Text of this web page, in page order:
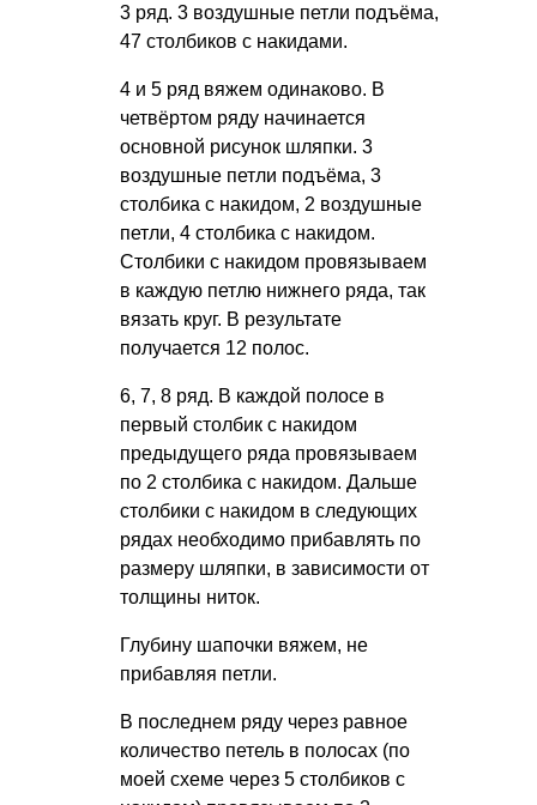
3 ряд. 3 воздушные петли подъёма,
47 столбиков с накидами.
4 и 5 ряд вяжем одинаково. В
четвёртом ряду начинается
основной рисунок шляпки. 3
воздушные петли подъёма, 3
столбика с накидом, 2 воздушные
петли, 4 столбика с накидом.
Столбики с накидом провязываем
в каждую петлю нижнего ряда, так
вязать круг. В результате
получается 12 полос.
6, 7, 8 ряд. В каждой полосе в
первый столбик с накидом
предыдущего ряда провязываем
по 2 столбика с накидом. Дальше
столбики с накидом в следующих
рядах необходимо прибавлять по
размеру шляпки, в зависимости от
толщины ниток.
Глубину шапочки вяжем, не
прибавляя петли.
В последнем ряду через равное
количество петель в полосах (по
моей схеме через 5 столбиков с